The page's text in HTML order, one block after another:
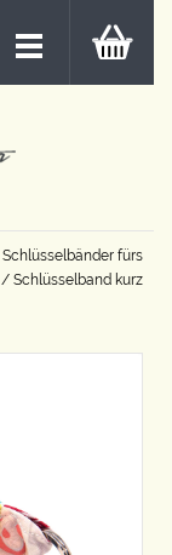
Schlüsselbänder fürs
/ Schlüsselband kurz